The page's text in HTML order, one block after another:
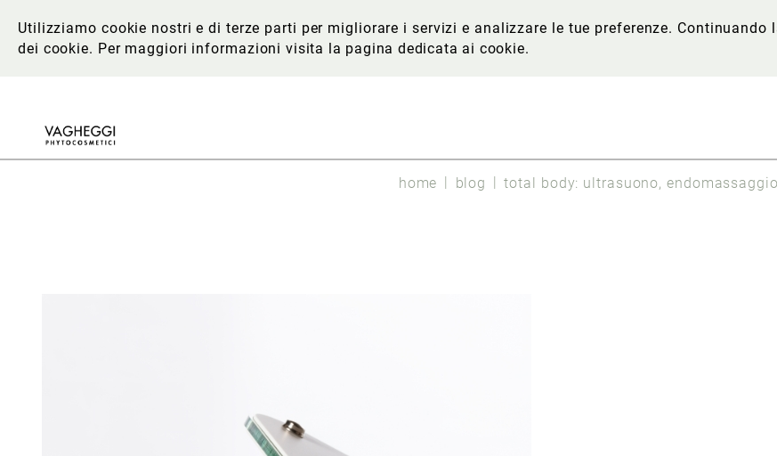
Utilizziamo cookie nostri e di terze parti per migliorare i servizi e analizzare le tue preferenze.
dei cookie. Per maggiori informazionivisita la pagina dedicata ai cookie.
home blog